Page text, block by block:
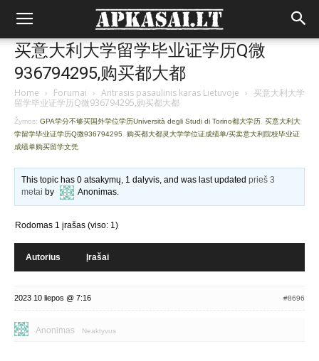
买意大利大学留学毕业证学历Q微
936794295,购买都大都
Home › Forumai › Antrasis pasaulinis karas Lietuvoje › 买意大利大学
留学毕业证学历Q微936794295,购买都大都
Žymos: GPA学分不够买国外学位学历Università degli Studi di Torino都大学历 买意大利大
学留学毕业证学历Q微936794295
购买都大都灵大学学位证成绩单/买卖意大利院校毕业证
成绩单购买留学文凭
This topic has 0 atsakymų, 1 dalyvis, and was last updatedprieš 3
metai by Anonimas.
Rodomas 1 įrašas (viso: 1)
Autorius Įrašai
2023 10 liepos @ 7:16 #8696
Anonimas Neaktyvus